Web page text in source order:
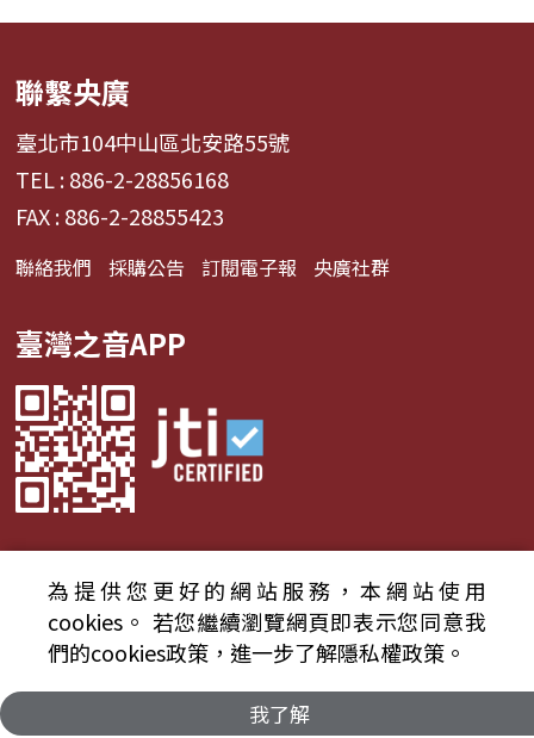
聯繫央廣
臺北市104中山區北安路55號
TEL : 886-2-28856168
FAX : 886-2-28855423
聯絡我們 採購公告 訂閱電子報 央廣社群
臺灣之音APP
© 2024財團法人中央廣播電臺 版權所有
資通安全政策聲明
服務條款 隱私權條款
為提供您更好的網站服務，本網站使用
cookies。 若您繼續瀏覽網頁即表示您同意我
們的cookies政策，進一步了解隱私權政策。
我了解